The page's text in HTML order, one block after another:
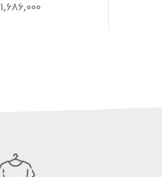
1,686,000